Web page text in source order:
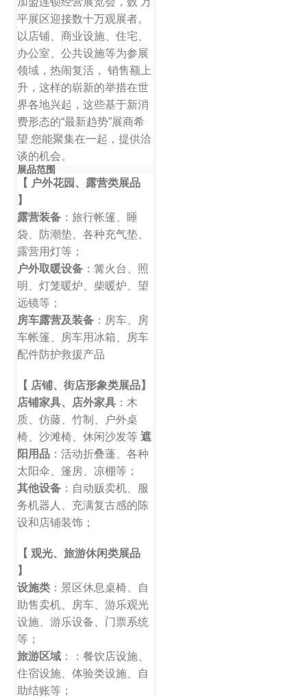
平展区迎接数十万观展者。
以店铺、商业设施、住宅、
办公室、公共设施等为参展
领域，热闹复活， 销售额上
升，这样的崭新的举措在世
界各地兴起，这些基于新消
费形态的“最新趋势”展商希
望 您能聚集在一起，提供洽
谈的机会。
展品范围
【 户外花园、露营类展品
】
露营装备 ：旅行帐篷、睡
袋、防潮垫、各种充气垫、
露营用灯等；
户外取暖设备 ：篝火台、照
明、灯笼暖炉、柴暖炉、望
远镜等；
房车露营及装备 ：房车、房
车帐篷、房车用冰箱、房车
配件防护救援产品
【 店铺、街店形象类展品】
店铺家具、店外家具 ：木
质、仿藤、竹制、户外桌
椅、沙滩椅、休闲沙发等 遮
阳用品 ：活动折叠蓬、各种
太阳伞、篷房、凉棚等；
其他设备 ：自动贩卖机、服
务机器人、充满复古感的陈
设和店铺装饰；
【 观光、旅游休闲类展品
】
设施类 ：景区休息桌椅、自
助售卖机、房车、游乐观光
设施、游乐设备、门票系统
等；
旅游区域 ：：餐饮店设施、
住宿设施、体验类设施、自
助结账等；